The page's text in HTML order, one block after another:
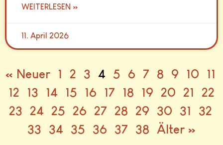
WEITERLESEN »
11. April 2026
« Neuer 1 2 3 4 5 6 7 8 9 10
11
12
13 14 15 16 17 18 19 20 21
22
23
24 25 26 27 28 29 30 31
32
33
34 35 36 37 38 Älter »